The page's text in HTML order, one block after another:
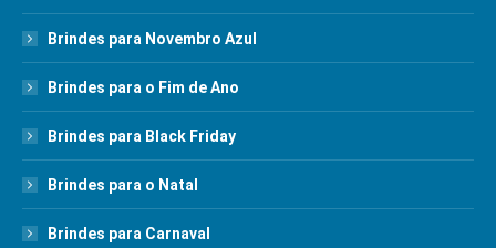
Brindes para Novembro Azul
Brindes para o Fim de Ano
Brindes para Black Friday
Brindes para o Natal
Brindes para Carnaval